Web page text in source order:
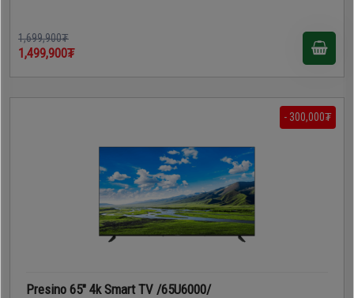
1,699,900₮
1,499,900₮
- 300,000₮
Presino 65" 4k Smart TV /65U6000/